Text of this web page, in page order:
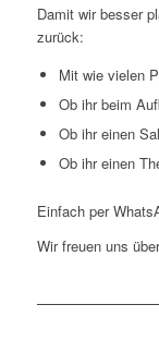
Damit wir besser
zurück:
Mit wie vielen
Ob ihr beim
Ob ihr einen
Ob ihr einen
Einfach per
Wir freuen uns